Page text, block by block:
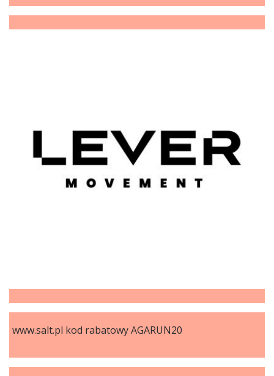
www.salt.pl kod rabatowy AGARUN20